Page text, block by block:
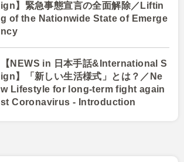
ign】緊急事態宣言の全面解除／Liftin
g of the Nationwide State of Emerge
ncy
【NEWS in 日本手話&International S
ign】「新しい生活様式」とは？／Ne
w Lifestyle for long-term fight again
st Coronavirus - Introduction